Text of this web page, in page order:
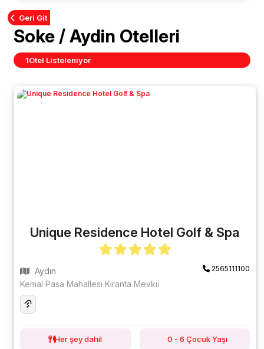
Geri Git
Soke / Aydin Otelleri
1Otel Listeleniyor
Unique Residence Hotel Golf & Spa
Aydın 2565111100
Kemal Pasa Mahallesi Kıranta Mevkii
Her şey dahil 0 - 6 Çocuk Yaşı